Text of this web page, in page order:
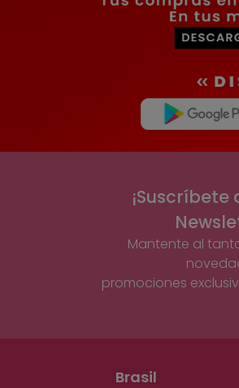
¡Suscríbete
Mantente al
promociones
Brasil